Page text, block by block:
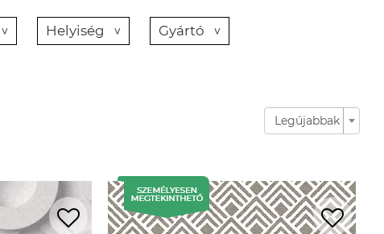
Helyiség Gyártó
Legújabbak